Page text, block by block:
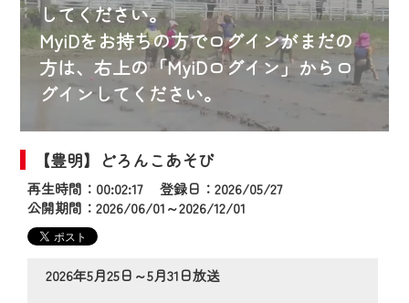
してください。
MyiDをお持ちの方でログインがまだの
方は、右上の「MyiDログイン」からロ
グインしてください。
【豊明】どろんこあそび
再生時間：00:02:17 登録日：2026/05/27
公開期間：2026/06/01～2026/12/01
2026年5月25日～5月31日放送
お知らせ
2024/09/02
動画配信サービス『CCNet Web TV』は2024
年9月24日からリニューアルします！
【変更点】
◆デザイン変更により、お住まいの地域
の動画コンテンツが一目瞭然。
◆当社アプリやＰＣブラウザから、いつ
でも・どこでも・外出先でも！